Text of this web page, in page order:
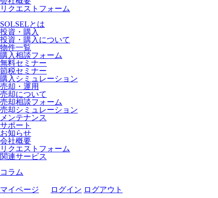
リクエストフォーム
SOLSELとは
投資・購入
投資・購入について
物件一覧
購入相談フォーム
無料セミナー
節税セミナー
購入シミュレーション
売却・運用
売却について
売却相談フォーム
売却シミュレーション
メンテナンス
サポート
お知らせ
会社概要
リクエストフォーム
関連サービス
コラム
マイページ ログイン ログアウト